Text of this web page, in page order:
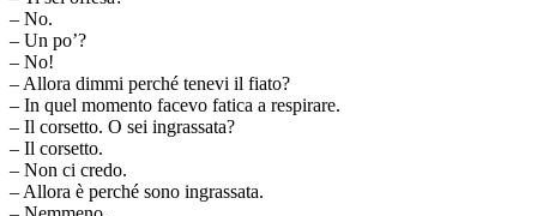
– No.
– Un po’?
– No!
– Allora dimmi perché tenevi il fiato?
– In quel momento facevo fatica a respirare.
– Il corsetto. O sei ingrassata?
– Il corsetto.
– Non ci credo.
– Allora è perché sono ingrassata.